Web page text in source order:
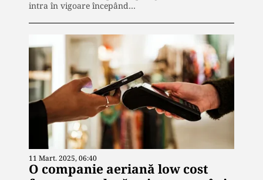
intra în vigoare începând…
11 Mart. 2025, 06:40
O companie aeriană low cost